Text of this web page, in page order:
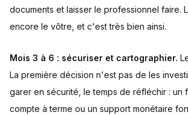
documents et laisser le professionnel faire.
encore le vôtre, et c'est très bien ainsi.
Mois 3 à 6 : sécuriser et cartographier.
La première décision n'est pas de les
garer en sécurité, le temps de réfléchir : un
compte à terme ou un support monétaire